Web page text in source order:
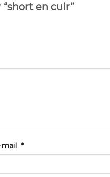
en cuir”
mail*